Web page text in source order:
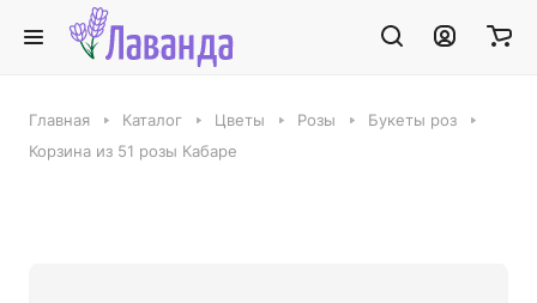
Главная Каталог Цветы Розы
Букеты роз
Корзина из 51 розы Кабаре